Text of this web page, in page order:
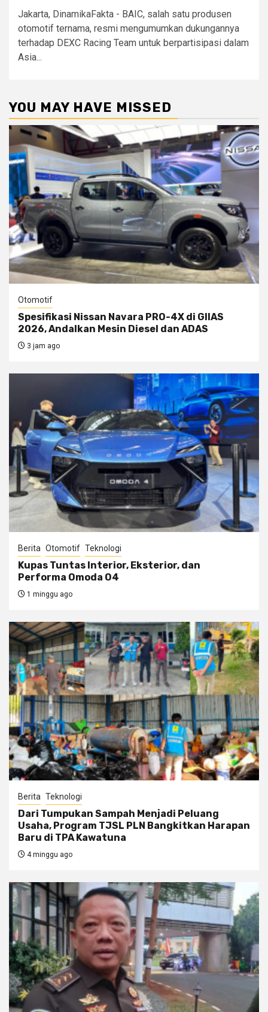
Jakarta, DinamikaFakta - BAIC, salah satu produsen
otomotif ternama, resmi mengumumkan dukungannya
terhadap DEXC Racing Team untuk berpartisipasi dalam
Asia...
YOU MAY HAVE MISSED
Otomotif
Spesifikasi Nissan Navara PRO-4X di GIIAS
2026, Andalkan Mesin Diesel dan ADAS
3 jam ago
Berita Otomotif Teknologi
Kupas Tuntas Interior, Eksterior, dan
Performa Omoda O4
1 minggu ago
Berita Teknologi
Dari Tumpukan Sampah Menjadi Peluang
Usaha, Program TJSL PLN Bangkitkan Harapan
Baru di TPA Kawatuna
4 minggu ago